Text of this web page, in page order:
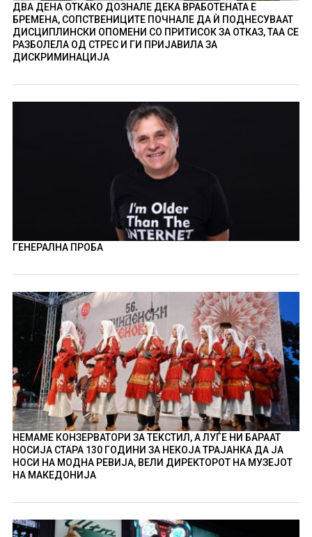
ДВА ДЕНА ОТКАКО ДОЗНАЛЕ ДЕКА ВРАБОТЕНАТА Е
БРЕМЕНА, СОПСТВЕНИЦИТЕ ПОЧНАЛЕ ДА Ѝ ПОДНЕСУВААТ
ДИСЦИПЛИНСКИ ОПОМЕНИ СО ПРИТИСОК ЗА ОТКАЗ, ТАА СЕ
РАЗБОЛЕЛА ОД СТРЕС И ГИ ПРИЈАВИЛА ЗА
ДИСКРИМИНАЦИЈА
ГЕНЕРАЛНА ПРОБА
НЕМАМЕ КОНЗЕРВАТОРИ ЗА ТЕКСТИЛ, А ЛУЃЕ НИ БАРААТ
НОСИЈА СТАРА 130 ГОДИНИ ЗА НЕКОЈА ТРАЈАНКА ДА ЈА
НОСИ НА МОДНА РЕВИЈА, ВЕЛИ ДИРЕКТОРОТ НА МУЗЕЈОТ
НА МАКЕДОНИЈА